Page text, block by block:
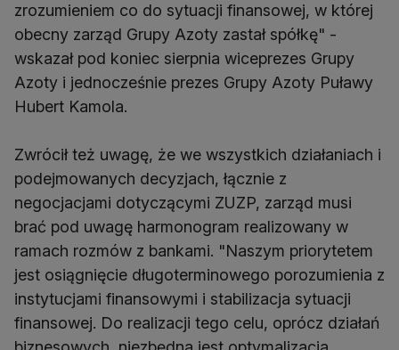
zrozumieniem co do sytuacji finansowej, w której
obecny zarząd Grupy Azoty zastał spółkę" -
wskazał pod koniec sierpnia wiceprezes Grupy
Azoty i jednocześnie prezes Grupy Azoty Puławy
Hubert Kamola.
Zwrócił też uwagę, że we wszystkich działaniach i
podejmowanych decyzjach, łącznie z
negocjacjami dotyczącymi ZUZP, zarząd musi
brać pod uwagę harmonogram realizowany w
ramach rozmów z bankami. "Naszym priorytetem
jest osiągnięcie długoterminowego porozumienia z
instytucjami finansowymi i stabilizacja sytuacji
finansowej. Do realizacji tego celu, oprócz działań